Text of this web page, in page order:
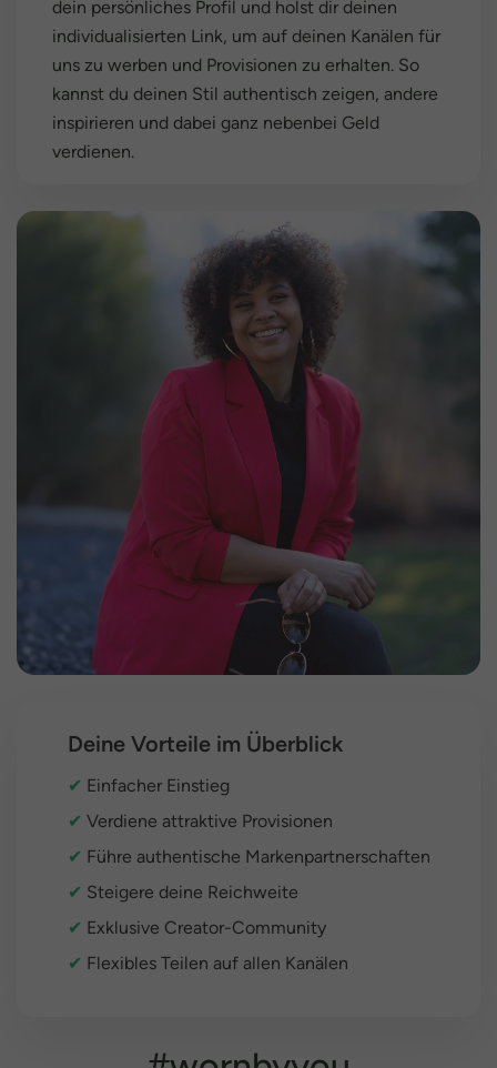
dein persönliches Profil und holst dir deinen
individualisierten Link, um auf deinen Kanälen für
uns zu werben und Provisionen zu erhalten. So
kannst du deinen Stil authentisch zeigen, andere
inspirieren und dabei ganz nebenbei Geld
verdienen.
Deine Vorteile im Überblick
✔ Einfacher Einstieg
✔ Verdiene attraktive Provisionen
✔ Führe authentische Markenpartnerschaften
✔ Steigere deine Reichweite
✔ Exklusive Creator-Community
✔ Flexibles Teilen auf allen Kanälen